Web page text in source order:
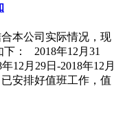
本公司实际情况，现
： 2018年12月31
12月29日-2018年12月
安排好值班工作，值